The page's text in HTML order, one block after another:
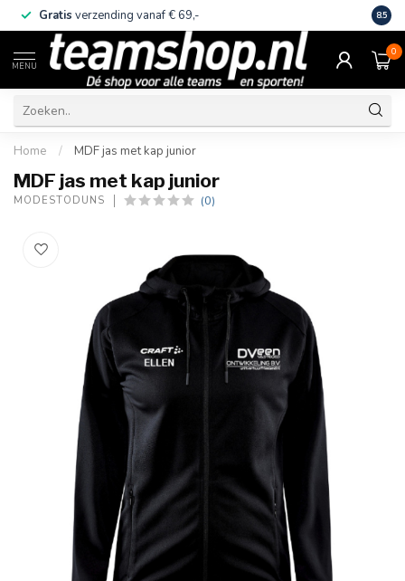
Gratis verzending vanaf € 69,- Eigen
8.5
MENU
0
Home / MDF jas met kap junior
MDF jas met kap junior
MODÈSTODÛNS (0)